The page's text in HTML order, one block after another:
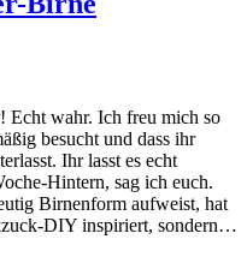
Echt wahr. Ich freu mich so
besucht und dass ihr
Ihr lasst es echt
Hintern, sag ich euch.
Birnenform aufweist, hat
DIY inspiriert, sondern…